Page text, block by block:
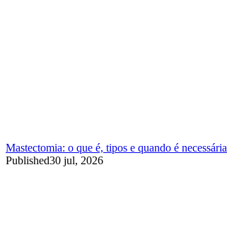
Mastectomia: o que é, tipos e quando é necessária
Published30 jul, 2026